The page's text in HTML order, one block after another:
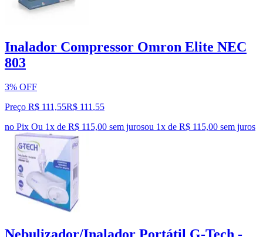
Inalador Compressor Omron Elite NEC
803
3% OFF
Preço R$ 111,55R$ 111,55
no Pix Ou 1x de R$ 115,00 sem jurosou 1x de R$ 115,00 sem juros